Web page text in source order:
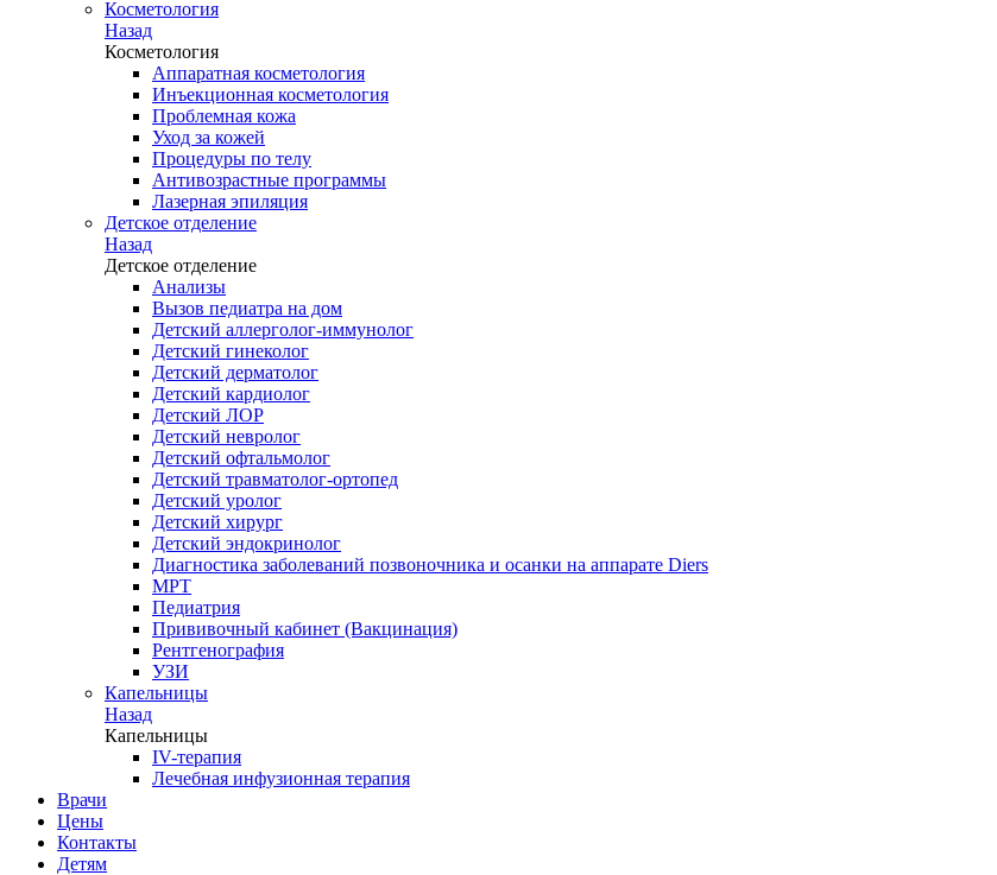
Косметология
Назад
Косметология
Аппаратная косметология
Инъекционная косметология
Проблемная кожа
Уход за кожей
Процедуры по телу
Антивозрастные программы
Лазерная эпиляция
Детское отделение
Назад
Детское отделение
Анализы
Вызов педиатра на дом
Детский аллерголог-иммунолог
Детский гинеколог
Детский дерматолог
Детский кардиолог
Детский ЛОР
Детский невролог
Детский офтальмолог
Детский травматолог-ортопед
Детский уролог
Детский хирург
Детский эндокринолог
Диагностика заболеваний позвоночника и осанки на аппарате Diers
МРТ
Педиатрия
Прививочный кабинет (Вакцинация)
Рентгенография
УЗИ
Капельницы
Назад
Капельницы
IV-терапия
Лечебная инфузионная терапия
Врачи
Цены
Контакты
Детям